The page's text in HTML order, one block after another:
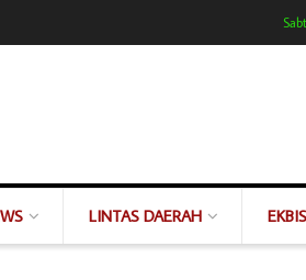
LINTAS DAERAH EKBIS